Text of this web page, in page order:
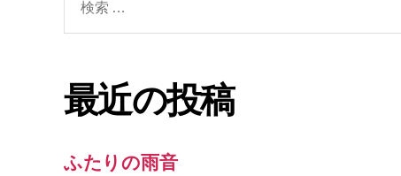
最近の投稿
ふたりの雨音